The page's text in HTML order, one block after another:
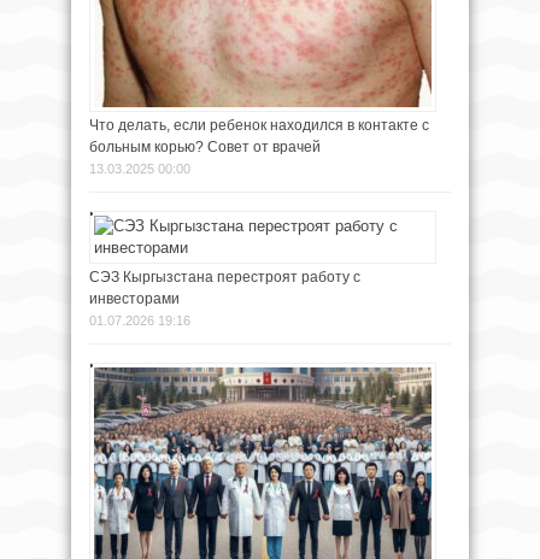
Что делать, если ребенок находился в контакте с
больным корью? Совет от врачей
13.03.2025 00:00
СЭЗ Кыргызстана перестроят работу с
инвесторами
01.07.2026 19:16